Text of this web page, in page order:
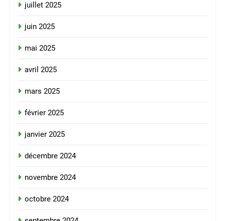
juillet 2025
juin 2025
mai 2025
avril 2025
mars 2025
février 2025
janvier 2025
décembre 2024
novembre 2024
octobre 2024